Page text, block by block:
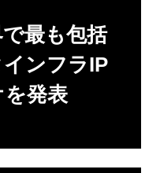
最も包括
ンフラIP
発表